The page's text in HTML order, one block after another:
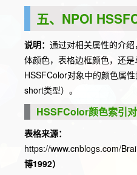
五、NPOI
说明： 通过对相关属性的介
体颜色，表格边框颜色，还
HSSFColor对象中的颜色属
short类型）。
HSSFColor颜色索引对
表格来源：
https://www.cnblogs.com/
博1992）